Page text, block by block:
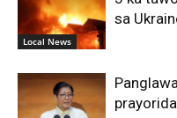
Local News
sa